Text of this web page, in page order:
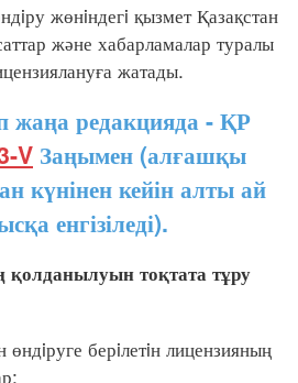
жөнiндегi қызмет Қазақстан
және хабарламалар туралы
жатады.
редакцияда - ҚР
V Заңымен (алғашқы
күнінен кейін алты ай
енгізіледі).
тоқтата тұру
берiлетiн лицензияның